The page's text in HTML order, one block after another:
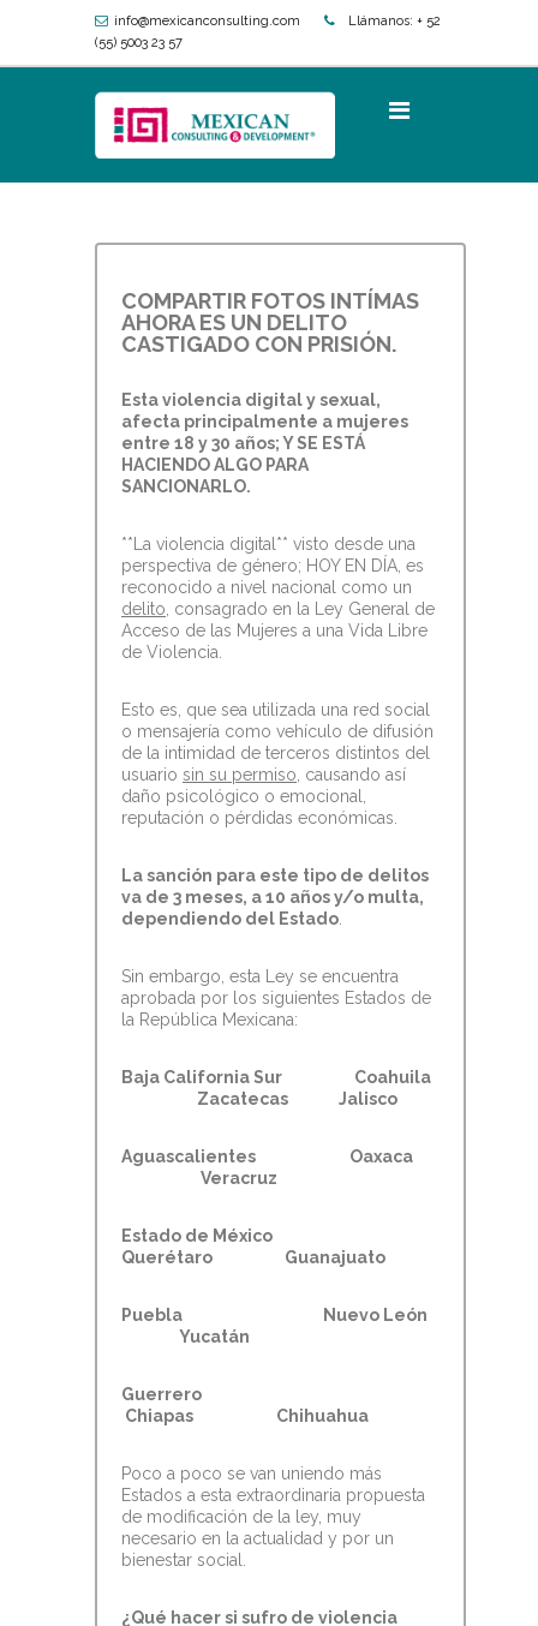
info@mexicanconsulting.com Llámanos: + 52
(55) 5003 23 57
COMPARTIR FOTOS INTÍMAS
AHORA ES UN DELITO
CASTIGADO CON PRISIÓN.
Esta violencia digital y sexual,
afecta principalmente a mujeres
entre 18 y 30 años; Y SE ESTÁ
HACIENDO ALGO PARA
SANCIONARLO.
**La violencia digital** visto desde una
perspectiva de género; HOY EN DÍA, es
reconocido a nivel nacional como un
delito , consagrado en la Ley General de
Acceso de las Mujeres a una Vida Libre
de Violencia.
Esto es, que sea utilizada una red social
o mensajería como vehículo de difusión
de la intimidad de terceros distintos del
usuario sin su permiso , causando así
daño psicológico o emocional,
reputación o pérdidas económicas.
La sanción para este tipo de delitos
va de 3 meses, a 10 años y/o multa,
dependiendo del Estado
Sin embargo, esta Ley se encuentra
aprobada por los siguientes Estados de
la República Mexicana:
Baja California Sur Coahuila
Zacatecas Jalisco
Aguascalientes Oaxaca
Veracruz
Estado de México
Querétaro Guanajuato
Puebla Nuevo León
Yucatán
Guerrero
Chiapas Chihuahua
Poco a poco se van uniendo más
Estados a esta extraordinaria propuesta
de modificación de la ley, muy
necesario en la actualidad y por un
bienestar social.
¿Qué hacer si sufro de violencia